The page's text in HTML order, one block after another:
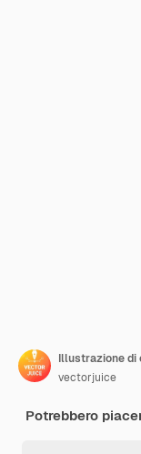
Illustrazione di
vectorjuice
Potrebbero